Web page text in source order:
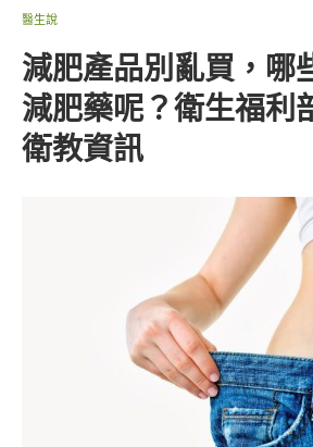
醫生說
減肥產品別亂買，哪
減肥藥呢？衛生福利
衛教資訊